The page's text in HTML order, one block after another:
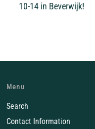
10-14 in Beverwijk!
Menu
Search
Contact Information